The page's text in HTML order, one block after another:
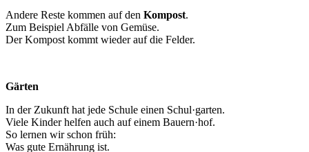
Andere Reste kommen auf den Kompost.
Zum Beispiel Abfälle von Gemüse.
Der Kompost kommt wieder auf die Felder.
Gärten
In der Zukunft hat jede Schule einen Schul·garten.
Viele Kinder helfen auch auf einem Bauern·hof.
So lernen wir schon früh:
Was gute Ernährung ist.